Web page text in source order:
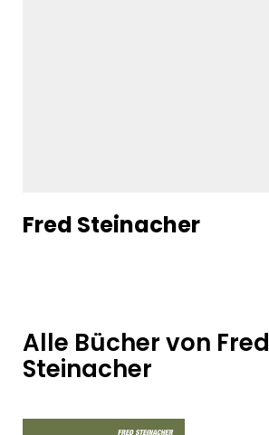
Fred Steinacher
Alle Bücher von Fred
Steinacher